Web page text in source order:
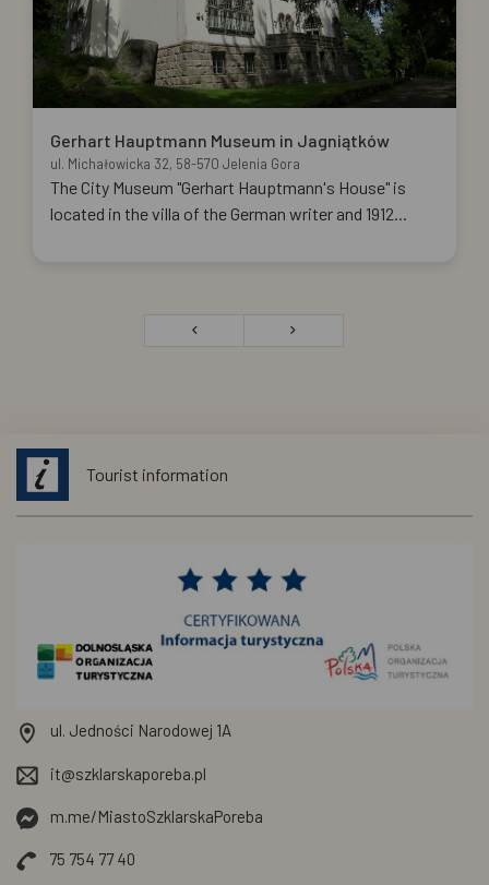
Gerhart Hauptmann Museum in Jagniątków
ul. Michałowicka 32, 58-570 Jelenia Gora
The City Museum "Gerhart Hauptmann's House" is
located in the villa of the German writer and 1912...
Tourist information
ul. Jedności Narodowej 1A
it@szklarskaporeba.pl
m.me/MiastoSzklarskaPoreba
75 754 77 40